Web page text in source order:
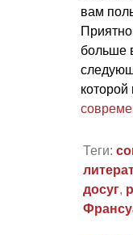
вам
больше
Теги:
досуг,